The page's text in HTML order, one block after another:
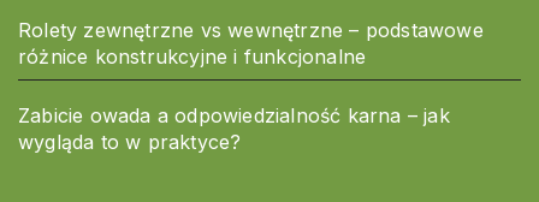
Rolety zewnętrzne vs wewnętrzne – podstawowe
różnice konstrukcyjne i funkcjonalne
Zabicie owada a odpowiedzialność karna – jak
wygląda to w praktyce?